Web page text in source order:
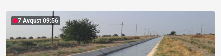
7 Avqust 09:56